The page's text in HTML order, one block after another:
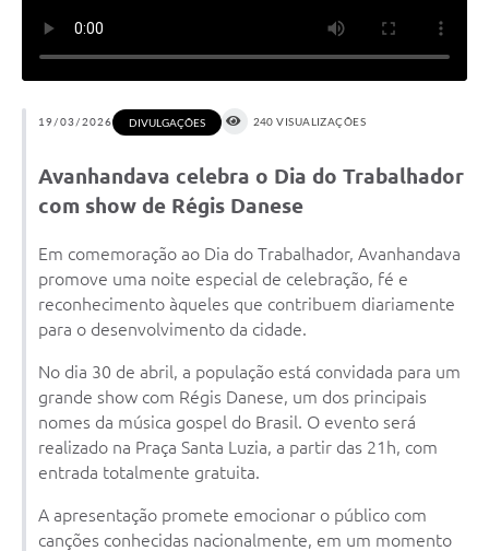
19/03/2026 DIVULGAÇÕES 240 VISUALIZAÇÕES
Avanhandava celebra o Dia do Trabalhador
com show de Régis Danese
Em comemoração ao Dia do Trabalhador, Avanhandava
promove uma noite especial de celebração, fé e
reconhecimento àqueles que contribuem diariamente
para o desenvolvimento da cidade.
No dia 30 de abril, a população está convidada para um
grande show com Régis Danese, um dos principais
nomes da música gospel do Brasil. O evento será
realizado na Praça Santa Luzia, a partir das 21h, com
entrada totalmente gratuita.
A apresentação promete emocionar o público com
canções conhecidas nacionalmente, em um momento